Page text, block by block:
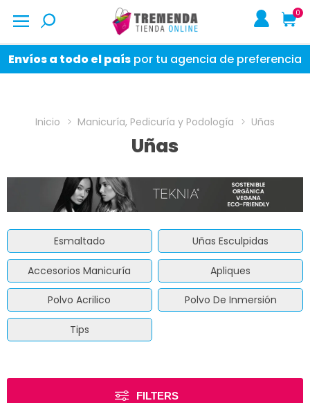
0
Envíos a todo el país por tu agencia de preferencia
Inicio Manicuría, Pedicuría y Podología Uñas
Uñas
Esmaltado Uñas Esculpidas
Accesorios Manicuría Apliques
Polvo Acrilico Polvo De Inmersión
Tips
FILTERS